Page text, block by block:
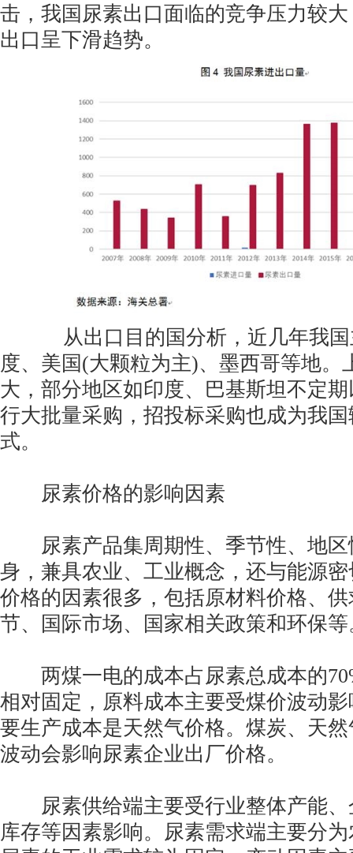
击，我国尿素出口面临的竞争压力较
出口呈下滑趋势。
从出口目的国分析，近几年我国
度、美国(大颗粒为主)、墨西哥等地。
大，部分地区如印度、巴基斯坦不定
行大批量采购，招投标采购也成为我
式。
尿素价格的影响因素
尿素产品集周期性、季节性、地区
身，兼具农业、工业概念，还与能源
价格的因素很多，包括原材料价格、
节、国际市场、国家相关政策和环保等
两煤一电的成本占尿素总成本的
相对固定，原料成本主要受煤价波动
要生产成本是天然气价格。煤炭、天
波动会影响尿素企业出厂价格。
尿素供给端主要受行业整体产能、
库存等因素影响。尿素需求端主要分